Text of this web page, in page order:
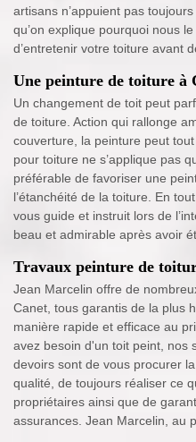
artisans n’appuient pas
qu’on explique pourquoi nous
d’entretenir votre toiture avant
Une peinture de toiture à
Un changement de toit peut
de toiture. Action qui rallonge
couverture, la peinture peut
pour toiture ne s’applique pas
préférable de favoriser une
l’étanchéité de la toiture. En
vous guide et instruit lors de
beau et admirable après avoir
Travaux peinture de
Jean Marcelin offre de
Canet, tous garantis de la plus
manière rapide et efficace au
avez besoin d'un toit peint, nos
devoirs sont de vous procurer
qualité, de toujours réaliser ce
propriétaires ainsi que de
assurances. Jean Marcelin, au